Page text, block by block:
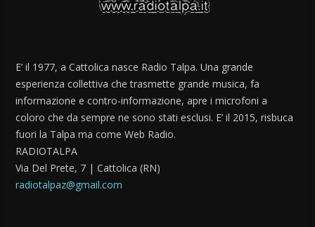
E’ il 1977, a Cattolica nasce Radio Talpa. Una grande
esperienza collettiva che trasmette grande musica, fa
informazione e contro-informazione, apre i microfoni a
coloro che da sempre ne sono stati esclusi. E’ il 2015, risbuca
fuori la Talpa ma come Web Radio.
RADIOTALPA
Via Del Prete, 7 | Cattolica (RN)
radiotalpaz@gmail.com